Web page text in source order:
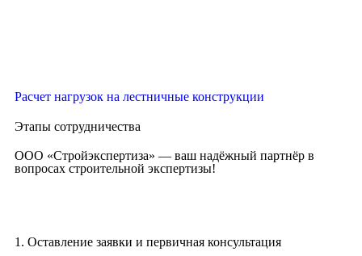
Расчет нагрузок на лестничные конструкции
Этапы сотрудничества
ООО «Стройэкспертиза» — ваш надёжный партнёр в
вопросах строительной экспертизы!
1. Оставление заявки и первичная консультация